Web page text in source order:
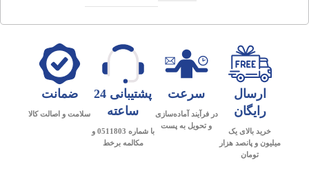
ارسال
رایگان
خرید بالای یک
میلیون و پانصد هزار
تومان
سرعت
در فرآیند آماده‌سازی
و تحویل به پست
پشتیبانی 24
ساعته
با شماره 0511803 و
مکالمه برخط
ضمانت
سلامت و اصالت کالا